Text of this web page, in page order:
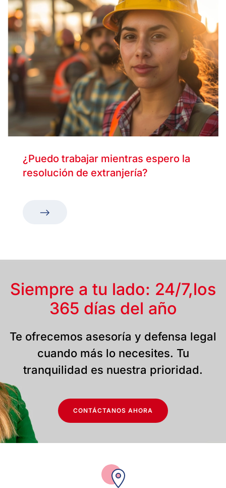
¿Puedo trabajar mientras espero la
resolución de extranjería?
Siempre a tu lado: 24/7,los
365 días del año
Te ofrecemos asesoría y defensa legal
cuando más lo necesites. Tu
tranquilidad es nuestra prioridad.
CONTÁCTANOS AHORA